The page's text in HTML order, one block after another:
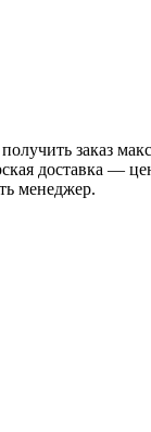
заказ
доставка —
менеджер.